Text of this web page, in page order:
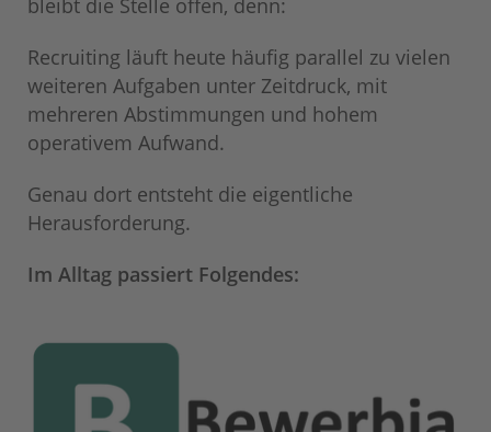
bleibt die Stelle offen, denn:
Recruiting läuft heute häufig parallel zu vielen
weiteren Aufgaben unter Zeitdruck, mit
mehreren Abstimmungen und hohem
operativem Aufwand.
Genau dort entsteht die eigentliche
Herausforderung.
Im Alltag passiert Folgendes: